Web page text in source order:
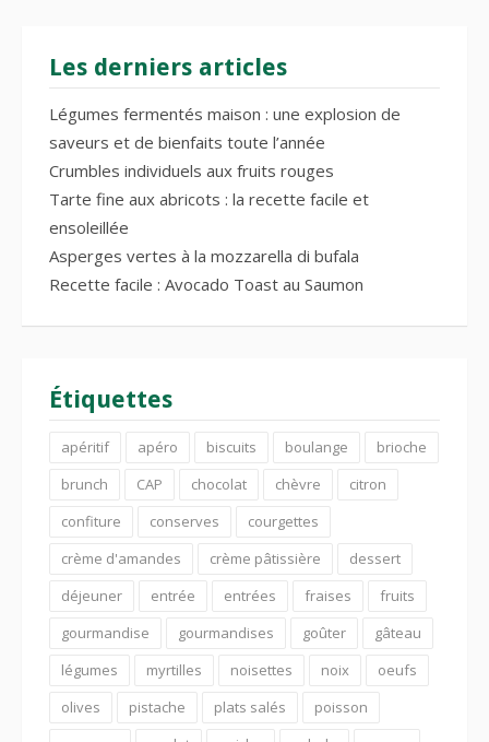
Les derniers articles
Légumes fermentés maison : une explosion de
saveurs et de bienfaits toute l’année
Crumbles individuels aux fruits rouges
Tarte fine aux abricots : la recette facile et
ensoleillée
Asperges vertes à la mozzarella di bufala
Recette facile : Avocado Toast au Saumon
Étiquettes
apéritif apéro biscuits boulange
brioche
brunch
CAP chocolat chèvre
citron
confiture
conserves
courgettes
crème d'amandes
crème pâtissière
dessert
déjeuner
entrée entrées fraises
fruits
gourmandise
gourmandises goûter
gâteau
légumes
myrtilles noisettes noix
oeufs
olives
pistache plats salés
poisson